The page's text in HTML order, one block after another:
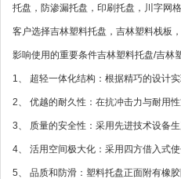
托盘，防渗漏托盘，印刷托盘，川字网
客户选择吉林塑料托盘，吉林塑料栈板
影响使用的重要条件吉林塑料托盘/吉林
1、 超轻一体化结构：根据精巧的设计
2、 优越的耐久性：在抗冲击力与耐用
3、 质量的安全性：采用先进技术设备
4、 活用空间极大化：采用四方借入式使
5、 品质和防滑：塑料托盘正面附有橡